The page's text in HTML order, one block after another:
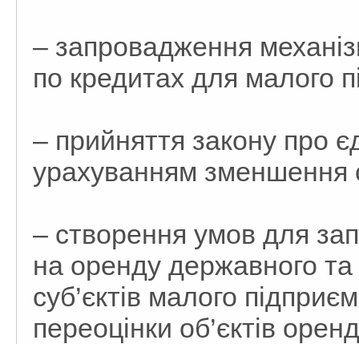
– запровадження
по кредитах для малого
– прийняття закону про
урахуванням зменшення
– створення умов для
на оренду державного
суб’єктів малого
переоцінки об’єктів